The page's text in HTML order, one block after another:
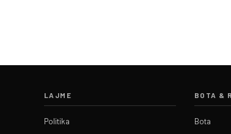
LAJME
Politika
BOTA &
Bota